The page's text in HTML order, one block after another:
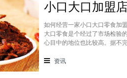
如何经营一家小口大口零食加
大口零食是个经过了市场检验
心目中的地位也比较高。据不
投资者可以参考一下。
资讯